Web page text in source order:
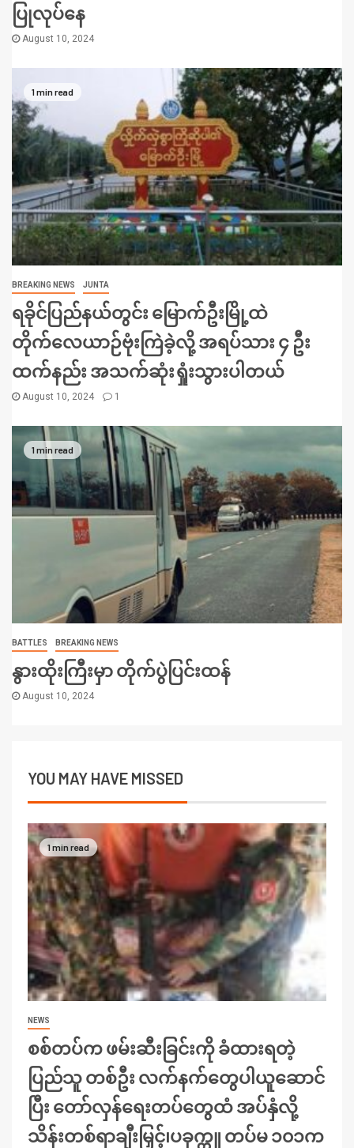
ပြုလုပ်နေ
August 10, 2024
1 min read
BREAKING NEWS JUNTA
ရခိုင်ပြည်နယ်တွင်း မြောက်ဦးမြို့ထဲ
တိုက်လေယာဉ်ဗုံးကြဲခဲ့လို့ အရပ်သား ၄ ဦး
ထက်နည်း အသက်ဆုံးရှုံးသွားပါတယ်
August 10, 2024 1
1 min read
BATTLES BREAKING NEWS
နွားထိုးကြီးမှာ တိုက်ပွဲပြင်းထန်
August 10, 2024
YOU MAY HAVE MISSED
1 min read
NEWS
စစ်တပ်က ဖမ်းဆီးခြင်းကို ခံထားရတဲ့
ပြည်သူ တစ်ဦး လက်နက်တွေပါယူဆောင်
ပြီး တော်လှန်ရေးတပ်တွေထံ အပ်နှံလို့
သိန်းတစ်ရာချီးမြှင့်၊ပခုက္ကူ တပ်မ ၁၀၁က